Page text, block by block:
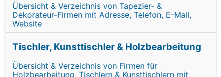
Übersicht & Verzeichnis von Tapezier- &
Dekorateur-Firmen mit Adresse, Telefon, E-Mail,
Website
Tischler, Kunsttischler & Holzbearbeitung
Übersicht & Verzeichnis von Firmen für
Holzbearbeitung, Tischlern & Kunsttischlern mit